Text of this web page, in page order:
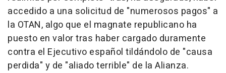
accedido a una solicitud de "numerosos pagos" a
la OTAN, algo que el magnate republicano ha
puesto en valor tras haber cargado duramente
contra el Ejecutivo español tildándolo de "causa
perdida" y de "aliado terrible" de la Alianza.